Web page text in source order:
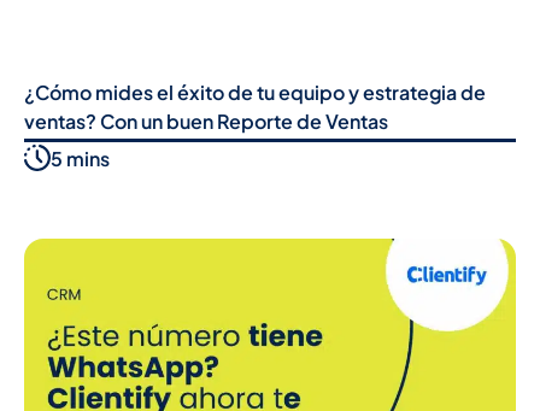
¿Cómo mides el éxito de tu equipo y estrategia de
ventas? Con un buen Reporte de Ventas
5 mins